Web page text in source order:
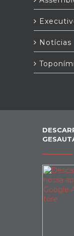
Notícias